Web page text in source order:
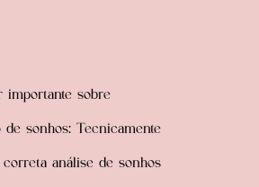
importante sobre
de sonhos: Tecnicamente
correta análise de sonhos